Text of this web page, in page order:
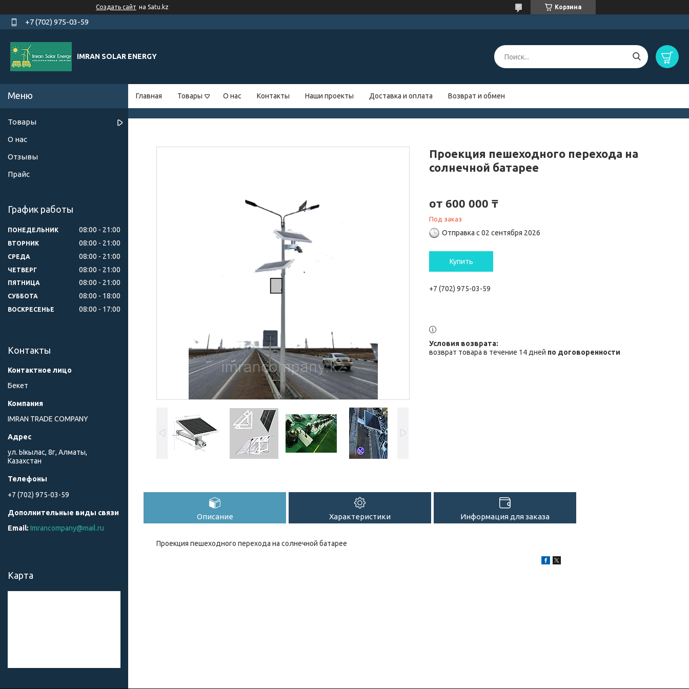
Создать сайт на Satu.kz Корзина
+7 (702) 975-03-59
IMRAN SOLAR ENERGY
Главная Товары О нас Контакты Наши проекты Доставка и оплата Возврат и обмен
Проекция пешеходного перехода на
солнечной батарее
от 600 000 ₸
Под заказ
Отправка с 02 сентября 2026
Купить
+7 (702) 975-03-59
возврат товара в течение 14 дней по договоренности
Описание Характеристики Информация для заказа
Проекция пешеходного перехода на солнечной батарее
Товары
О нас
Отзывы
Прайс
График работы
ПОНЕДЕЛЬНИК 08:00 21:00
ВТОРНИК 08:00 21:00
СРЕДА 08:00 21:00
ЧЕТВЕРГ 08:00 21:00
ПЯТНИЦА 08:00 21:00
СУББОТА 08:00 18:00
ВОСКРЕСЕНЬЕ 08:00 17:00
Контакты
Бекет
IMRAN TRADE COMPANY
ул. Ыкылас, 8г, Алматы,
Казахстан
+7 (702) 975-03-59
Imrancompany@mail.ru
Карта